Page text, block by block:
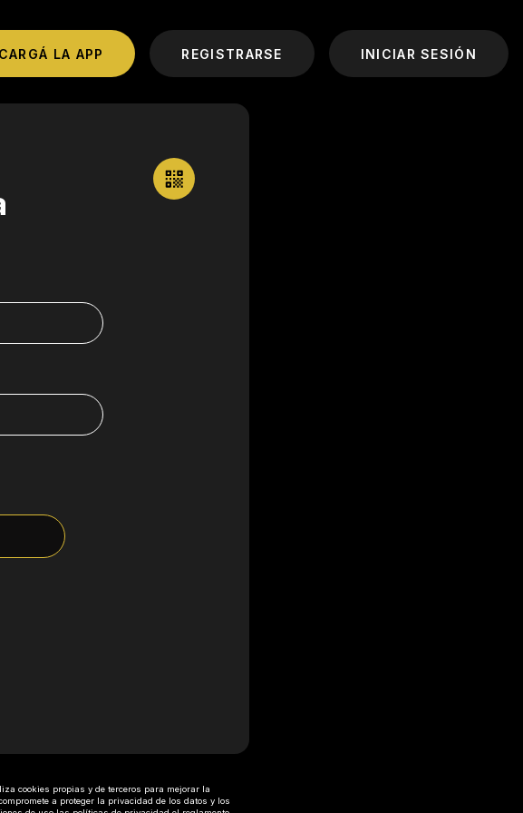
LA APP REGISTRARSE INICIAR SESIÓN
cookies propias y de terceros para mejorar la
a proteger la privacidad de los datos y los